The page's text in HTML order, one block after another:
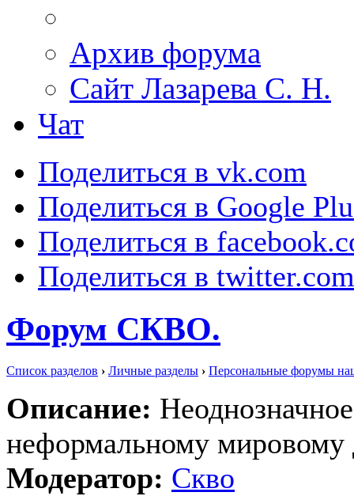
Архив форума
Сайт Лазарева С. Н.
Чат
Поделиться в vk.com
Поделиться в Google
Поделиться в
Поделиться в twitter.com
Форум СКВО.
Список разделов › Личные разделы › Персональные форумы
Описание:
неформальному
Модератор: Скво